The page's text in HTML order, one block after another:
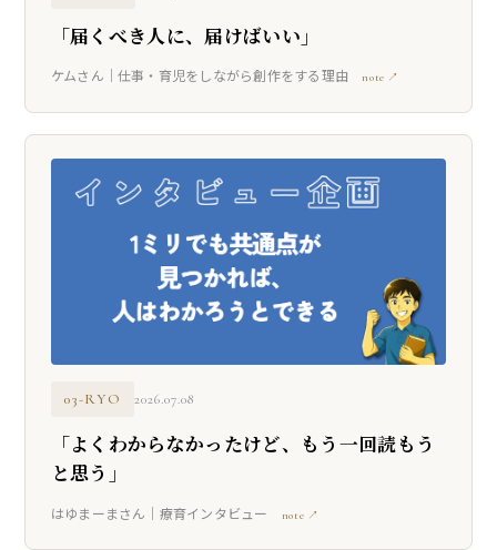
「届くべき人に、届けばいい」
ケムさん｜仕事・育児をしながら創作をする理由note ↗
03-RYO 2026.07.08
「よくわからなかったけど、もう一回読もう
と思う」
はゆまーまさん｜療育インタビュー note ↗